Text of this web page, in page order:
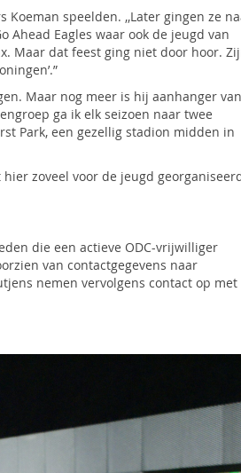
Koeman speelden. ,,Later gingen ze
Ahead Eagles waar ook de jeugd van
Maar dat feest ging niet door hoor.
Maar nog meer is hij aanhanger van
ga ik elk seizoen naar twee
Park, een gezellig stadion midden in
zoveel voor de jeugd
die een actieve ODC-vrijwilliger
van contactgegevens naar
nemen vervolgens contact op met